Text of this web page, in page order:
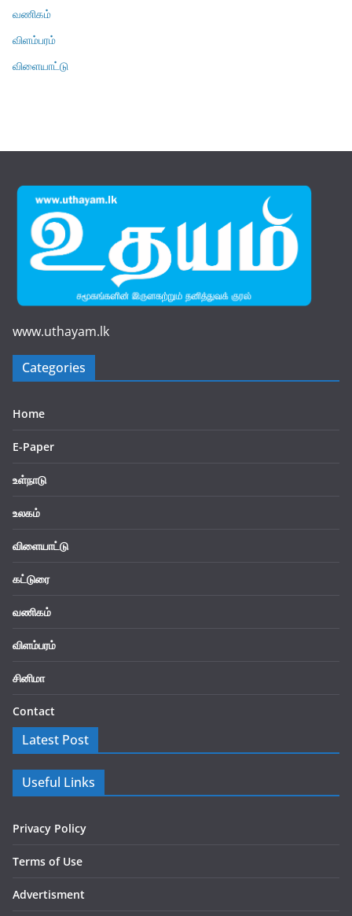
வணிகம்
விளம்பரம்
விளையாட்டு
www.uthayam.lk
Categories
Home
E-Paper
உள்நாடு
உலகம்
விளையாட்டு
கட்டுரை
வணிகம்
விளம்பரம்
சினிமா
Contact
Latest Post
Useful Links
Privacy Policy
Terms of Use
Advertisment